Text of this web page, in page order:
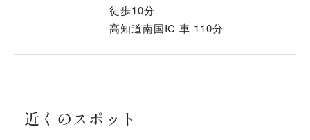
徒歩10分
高知道南国IC 車 110分
近くのスポット